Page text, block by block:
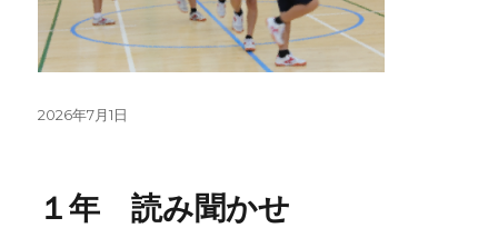
投
2026年7月1日
１年 読み聞かせ